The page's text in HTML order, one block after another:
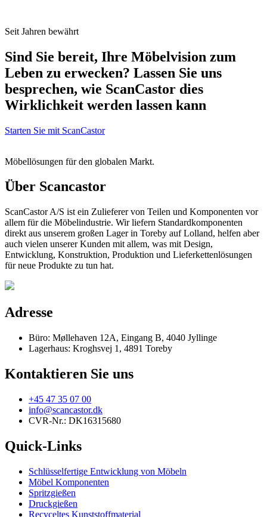
Seit Jahren bewährt
Sind Sie bereit, Ihre Möbelvision zum
Leben zu erwecken? Lassen Sie uns
besprechen, wie ScanCastor dies
Wirklichkeit werden lassen kann
Starten Sie mit ScanCastor
Möbellösungen für den globalen Markt.
Über Scancastor
ScanCastor A/S ist ein Zulieferer von Teilen und Komponenten vor
allem für die Möbelindustrie. Wir liefern Standardkomponenten
direkt aus unserem großen Lager in Toreby auf Lolland, helfen aber
auch vielen unserer Kunden mit allem, was mit Design,
Entwicklung, Konstruktion, Produktion und Lieferkettenlösungen
für neue Produkte zu tun hat.
Adresse
Büro: Møllehaven 12A, Eingang B, 4040 Jyllinge
Lagerhaus: Kroghsvej 1, 4891 Toreby
Kontaktieren Sie uns
+45 47 35 07 00
info@scancastor.dk
CVR-Nr.: DK16315680
Quick-Links
Schlüsselfertige Entwicklung von Möbeln
Möbel Komponenten
Spritzgießen
Druckgießen
Recyceltes Kunststoffmaterial